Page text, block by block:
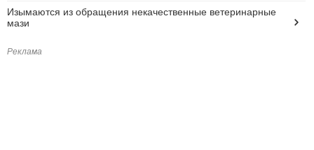
Изымаются из обращения некачественные ветеринарные
мази
Реклама